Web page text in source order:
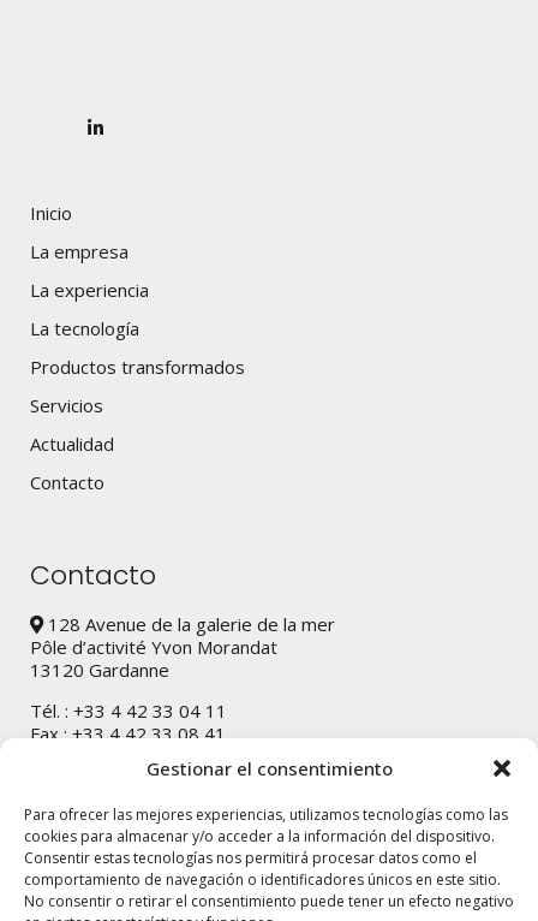
Gestionar el consentimiento
Para ofrecer las mejores experiencias, utilizamos tecnologías como las
cookies para almacenar y/o acceder a la información del dispositivo.
Consentir estas tecnologías nos permitirá procesar datos como el
comportamiento de navegación o identificadores únicos en este sitio.
No consentir o retirar el consentimiento puede tener un efecto negativo
Inicio
La empresa
La experiencia
La tecnología
Productos transformados
Servicios
Actualidad
Contacto
Contacto
128 Avenue de la galerie de la mer
Pôle d’activité Yvon Morandat
13120 Gardanne
Tél. : +33 4 42 33 04 11
Fax : +33 4 42 33 08 41
Contacte nos
¿Necesitas una prueba?
¡Contáctanos ahora mismo!